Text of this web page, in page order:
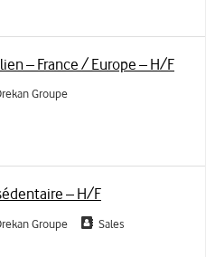
– France / Europe – H/F
Groupe
– H/F
Groupe
Sales